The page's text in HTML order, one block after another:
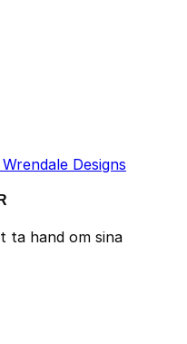
ta hand om sina